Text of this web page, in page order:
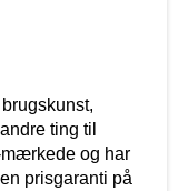
ting til
og har
prisgaranti på